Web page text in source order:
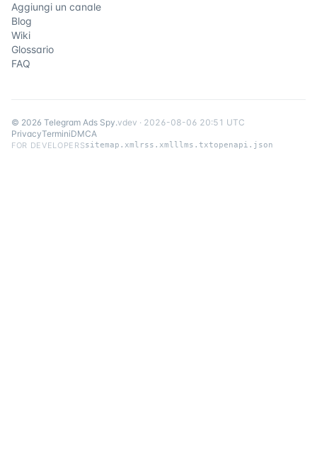
Aggiungi un canale
Blog
Wiki
Glossario
FAQ
© 2026 Telegram Ads Spy.vdev · 2026-08-06 20:51 UTC
PrivacyTerminiDMCA
FOR DEVELOPERSsitemap.xml rss.xml llms.txtopenapi.json